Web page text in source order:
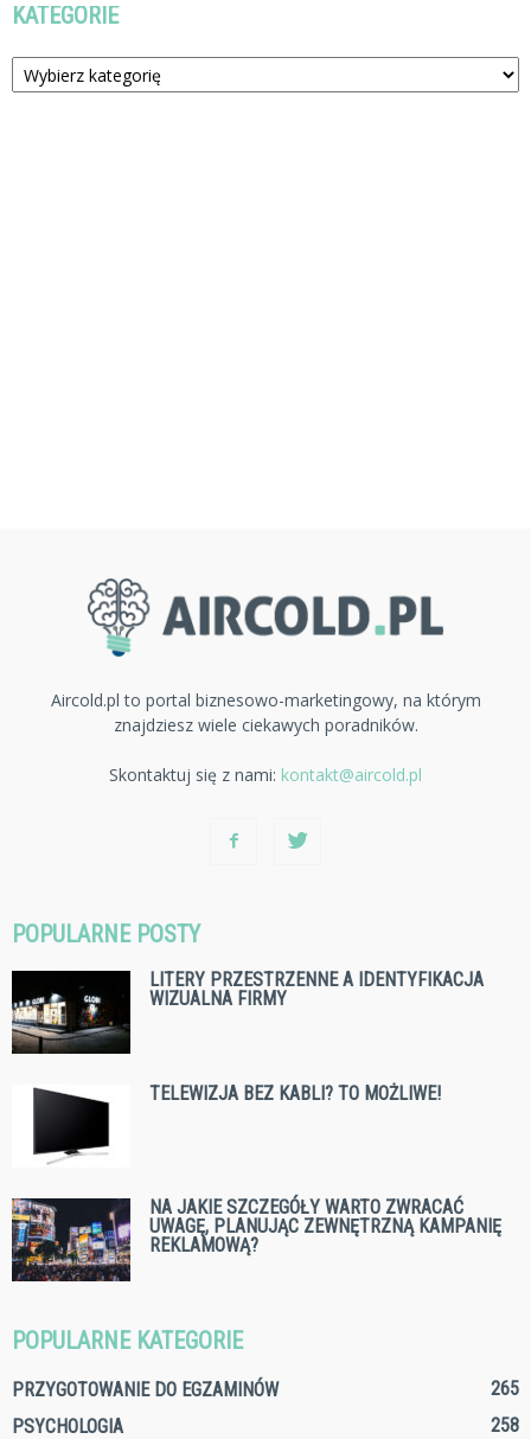
KATEGORIE
Kategorie
Aircold.pl to portal biznesowo-marketingowy, na którym
znajdziesz wiele ciekawych poradników.
Skontaktuj się z nami: kontakt@aircold.pl
POPULARNE POSTY
LITERY PRZESTRZENNE A IDENTYFIKACJA
WIZUALNA FIRMY
TELEWIZJA BEZ KABLI? TO MOŻLIWE!
NA JAKIE SZCZEGÓŁY WARTO ZWRACAĆ
UWAGĘ, PLANUJĄC ZEWNĘTRZNĄ KAMPANIĘ
REKLAMOWĄ?
POPULARNE KATEGORIE
PRZYGOTOWANIE DO EGZAMINÓW
265
PSYCHOLOGIA
258